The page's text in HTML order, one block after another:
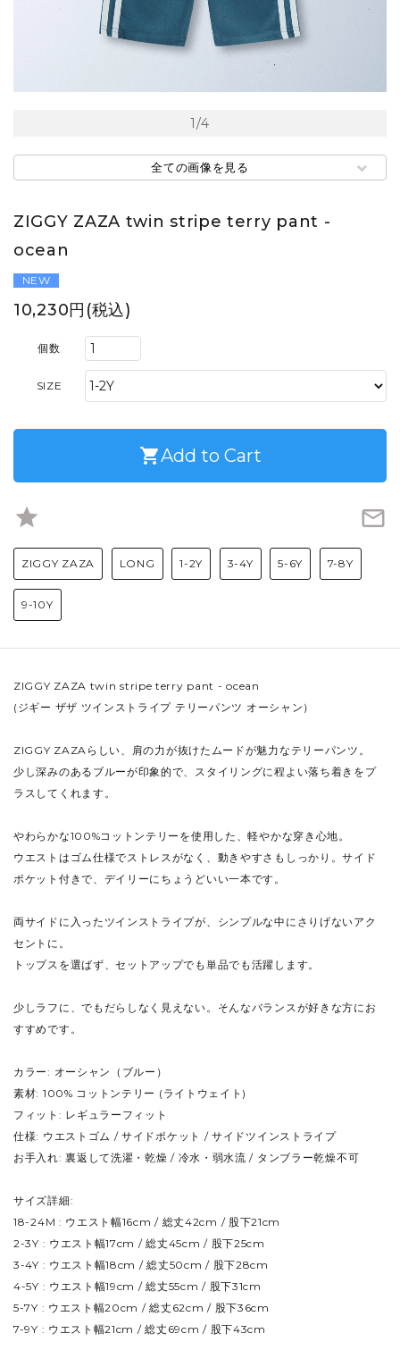
1/4
全ての画像を見る
ZIGGY ZAZA twin stripe terry pant -
ocean
NEW
10,230円(税込)
個数
SIZE
shopping_cartAdd to Cart
star mail_outline
ZIGGY ZAZA LONG 1-2Y 3-4Y 5-6Y 7-8Y
9-10Y
ZIGGY ZAZA twin stripe terry pant - ocean
(ジギー ザザ ツインストライプ テリーパンツ オーシャン）
ZIGGY ZAZAらしい、肩の力が抜けたムードが魅力なテリーパンツ。
少し深みのあるブルーが印象的で、スタイリングに程よい落ち着きをプ
ラスしてくれます。
やわらかな100%コットンテリーを使用した、軽やかな穿き心地。
ウエストはゴム仕様でストレスがなく、動きやすさもしっかり。サイド
ポケット付きで、デイリーにちょうどいい一本です。
両サイドに入ったツインストライプが、シンプルな中にさりげないアク
セントに。
トップスを選ばず、セットアップでも単品でも活躍します。
少しラフに、でもだらしなく見えない。そんなバランスが好きな方にお
すすめです。
カラー: オーシャン（ブルー）
素材: 100% コットンテリー (ライトウェイト)
フィット: レギュラーフィット
仕様: ウエストゴム / サイドポケット / サイドツインストライプ
お手入れ: 裏返して洗濯・乾燥 / 冷水・弱水流 / タンブラー乾燥不可
サイズ詳細:
18-24M : ウエスト幅16cm / 総丈42cm / 股下21cm
2-3Y : ウエスト幅17cm / 総丈45cm / 股下25cm
3-4Y : ウエスト幅18cm / 総丈50cm / 股下28cm
4-5Y : ウエスト幅19cm / 総丈55cm / 股下31cm
5-7Y : ウエスト幅20cm / 総丈62cm / 股下36cm
7-9Y : ウエスト幅21cm / 総丈69cm / 股下43cm